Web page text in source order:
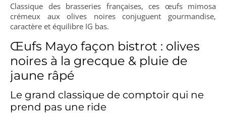
Classique des brasseries françaises, ces œufs mimosa
crémeux aux olives noires conjuguent gourmandise,
caractère et équilibre IG bas.
Œufs Mayo façon bistrot : olives
noires à la grecque & pluie de
jaune râpé
Le grand classique de comptoir qui ne
prend pas une ride